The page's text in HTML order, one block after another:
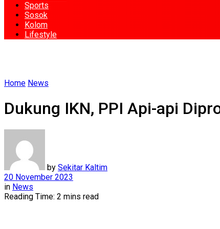
Sports
Sosok
Kolom
Lifestyle
Home News
Dukung IKN, PPI Api-api
by Sekitar Kaltim
20 November 2023
in News
Reading Time: 2 mins read